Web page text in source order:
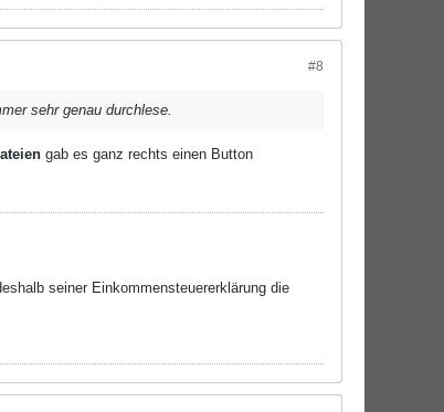
#8
sehr genau durchlese.
gab es ganz rechts einen Button
seiner Einkommensteuererklärung die